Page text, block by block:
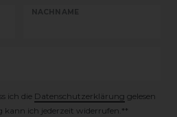
NACHNAME
ich die Daten­schutz­erklärung gelesen
kann ich jederzeit widerrufen.**